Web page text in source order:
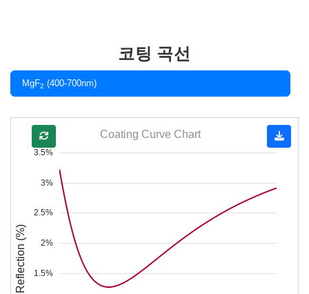
코팅 곡선
MgF2 (400-700nm)
1.5%
2%
2.5%
3%
3.5%
Reflection (%)
Coating Curve Chart